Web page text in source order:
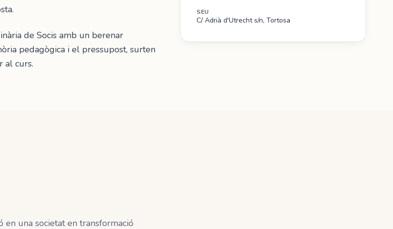
de Socis amb un berenar
pedagògica i el pressupost, surten
al curs.
SEU
C/ Adrià d'Utrecht s/n, Tortosa
una societat en transformació